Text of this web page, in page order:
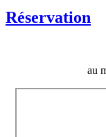
Réservation
au